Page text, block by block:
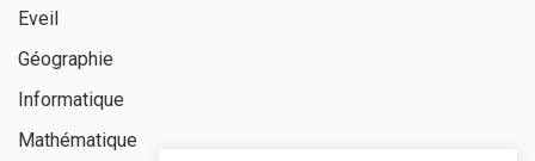
Eveil
Géographie
Informatique
Mathématique